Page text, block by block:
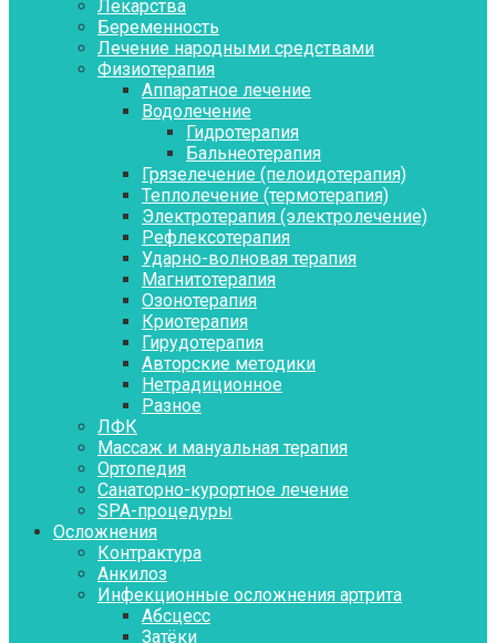
Лекарства
Беременность
Лечение народными средствами
Физиотерапия
Аппаратное лечение
Водолечение
Гидротерапия
Бальнеотерапия
Грязелечение (пелоидотерапия)
Теплолечение (термотерапия)
Электротерапия (электролечение)
Рефлексотерапия
Ударно-волновая терапия
Магнитотерапия
Озонотерапия
Криотерапия
Гирудотерапия
Авторские методики
Нетрадиционное
Разное
ЛФК
Массаж и мануальная терапия
Ортопедия
Санаторно-курортное лечение
SPA-процедуры
Осложнения
Контрактура
Aнкилоз
Инфекционные осложнения артрита
Абсцесс
Затёки